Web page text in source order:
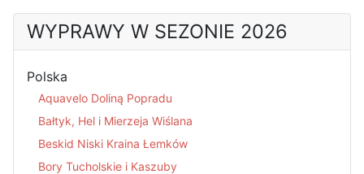
WYPRAWY W SEZONIE 2026
Polska
Aquavelo Doliną Popradu
Bałtyk, Hel i Mierzeja Wiślana
Beskid Niski Kraina Łemków
Bory Tucholskie i Kaszuby